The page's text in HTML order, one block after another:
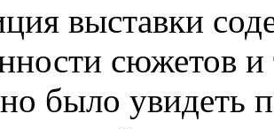
выставки
сюжетов и
было увидеть